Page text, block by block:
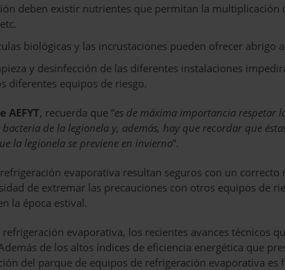
deben existir nutrientes que permitan la multiplicación
biológicas y las incrustaciones pueden ofrecer abrigo
y desinfección de las diferentes instalaciones
diferentes equipos de riesgo.
, recuerda que “es de máxima importancia respetar
de la legionela y, además, hay que recordar que
la legionela se previene en invierno”.
evaporativa resultan seguros con un
de extremar las precauciones con otros equipos de
la época estival.
refrigeración evaporativa, los recientes avances técnicos
de los altos índices de eficiencia energética que
del parque de equipos de refrigeración evaporativa